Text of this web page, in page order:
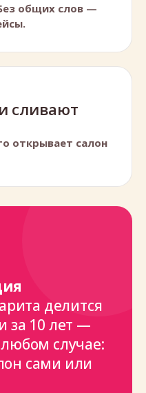
общих слов —
сливают
открывает салон
делится
за 10 лет —
случае:
сами или